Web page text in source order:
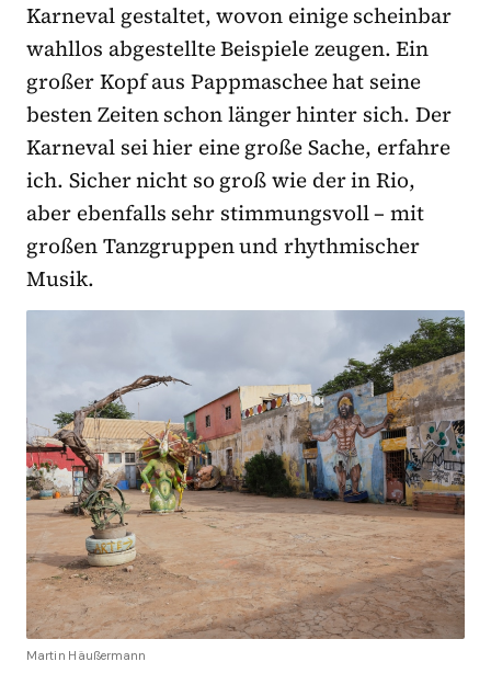
Karneval gestaltet, wovon einige scheinbar
wahllos abgestellte Beispiele zeugen. Ein
großer Kopf aus Pappmaschee hat seine
besten Zeiten schon länger hinter sich. Der
Karneval sei hier eine große Sache, erfahre
ich. Sicher nicht so groß wie der in Rio,
aber ebenfalls sehr stimmungsvoll – mit
großen Tanzgruppen und rhythmischer
Musik.
Martin Häußermann